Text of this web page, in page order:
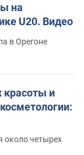
на
U20. Видео
в Орегоне
красоты и
около четырех